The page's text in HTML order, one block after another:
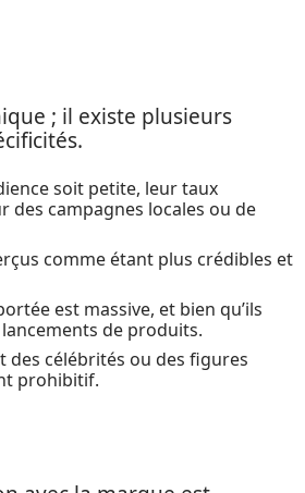
; il existe plusieurs
soit petite, leur taux
des campagnes locales ou de
comme étant plus crédibles et
est massive, et bien qu’ils
de produits.
des célébrités ou des figures
prohibitif.